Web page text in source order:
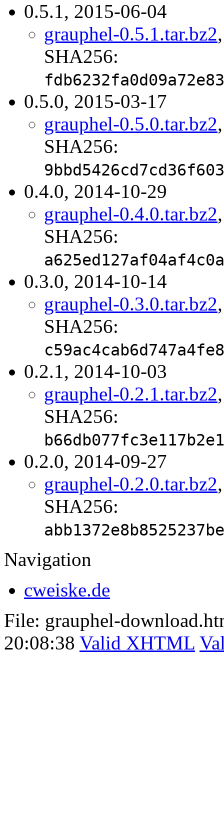
0.5.1, 2015-06-04
grauphel-0.5.1.tar.bz2
SHA256:
0.5.0, 2015-03-17
grauphel-0.5.0.tar.bz2
SHA256:
0.4.0, 2014-10-29
grauphel-0.4.0.tar.bz2
SHA256:
0.3.0, 2014-10-14
grauphel-0.3.0.tar.bz2
SHA256:
0.2.1, 2014-10-03
grauphel-0.2.1.tar.bz2
SHA256:
0.2.0, 2014-09-27
grauphel-0.2.0.tar.bz2
SHA256:
Navigation
cweiske.de
File: grauphel-
20:08:38 Valid XHTML